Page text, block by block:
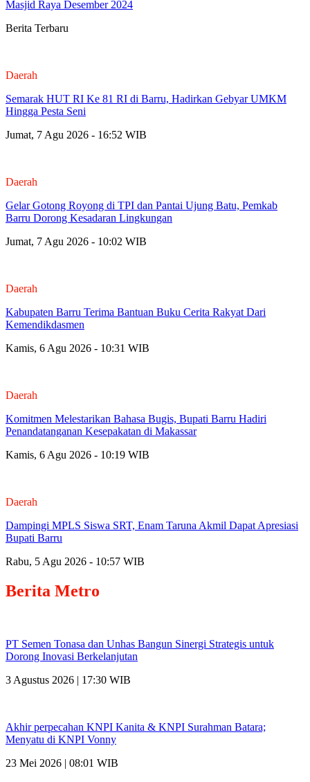
Masjid Raya Desember 2024
Berita Terbaru
Daerah
Semarak HUT RI Ke 81 RI di Barru, Hadirkan Gebyar UMKM
Hingga Pesta Seni
Jumat, 7 Agu 2026 - 16:52 WIB
Daerah
Gelar Gotong Royong di TPI dan Pantai Ujung Batu, Pemkab
Barru Dorong Kesadaran Lingkungan
Jumat, 7 Agu 2026 - 10:02 WIB
Daerah
Kabupaten Barru Terima Bantuan Buku Cerita Rakyat Dari
Kemendikdasmen
Kamis, 6 Agu 2026 - 10:31 WIB
Daerah
Komitmen Melestarikan Bahasa Bugis, Bupati Barru Hadiri
Penandatanganan Kesepakatan di Makassar
Kamis, 6 Agu 2026 - 10:19 WIB
Daerah
Dampingi MPLS Siswa SRT, Enam Taruna Akmil Dapat Apresiasi
Bupati Barru
Rabu, 5 Agu 2026 - 10:57 WIB
Berita Metro
PT Semen Tonasa dan Unhas Bangun Sinergi Strategis untuk
Dorong Inovasi Berkelanjutan
3 Agustus 2026 | 17:30 WIB
Akhir perpecahan KNPI Kanita & KNPI Surahman Batara;
Menyatu di KNPI Vonny
23 Mei 2026 | 08:01 WIB